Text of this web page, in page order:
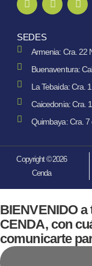
SEDES
Armenia: Cra. 22
Buenaventura:
La Tebaida: Cra.
Caicedonia: Cra.
Quimbaya: Cra. 7
Copyright ©2026
Cenda
BIENVENIDO
CENDA, con
comunicarte